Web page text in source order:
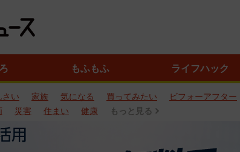
もふもふ ライフハック
さい 家族 気になる 買ってみたい ビフォーアフター
災害 住まい 健康 もっと見る